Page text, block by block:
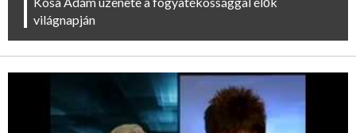
világnapján